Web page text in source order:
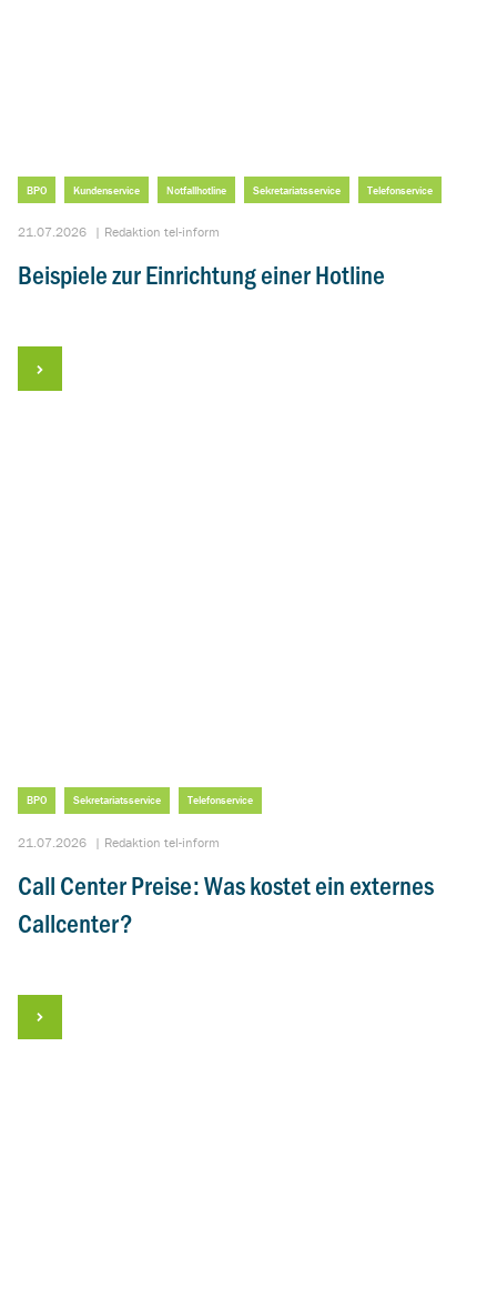
BPO Kundenservice Notfallhotline Sekretariatsservice Telefonservice
21.07.2026 | Redaktion tel-inform
Beispiele zur Einrichtung einer Hotline
BPO Sekretariatsservice Telefonservice
21.07.2026 | Redaktion tel-inform
Call Center Preise: Was kostet ein externes
Callcenter?